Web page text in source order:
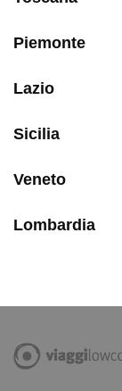
Piemonte
Lazio
Sicilia
Veneto
Lombardia